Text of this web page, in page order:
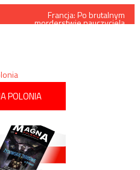
Francja: Po brutalnym
morderstwie nauczyciela
POLONIA